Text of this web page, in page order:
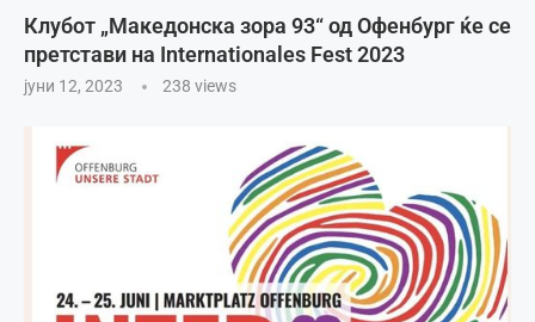
Клубот „Македонска зора 93“ од Офенбург ќе се
претстави на Internationales Fest 2023
јуни 12, 2023 238 views